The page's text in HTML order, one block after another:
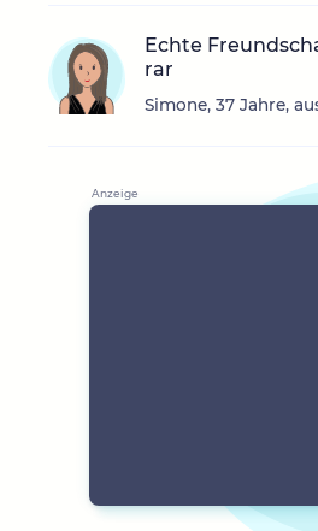
Echte
rar
Simone, 37 Jahre,